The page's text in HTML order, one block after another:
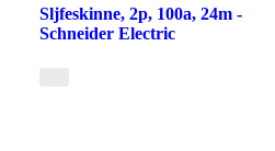
Sljfeskinne, 2p, 100a, 24m -
Schneider Electric